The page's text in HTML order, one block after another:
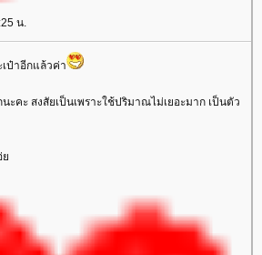
น.
ป๋าอีกแล้วค่า
ะคะ สงสัยเป็นเพราะใช้ปริมาณไม่เยอะมาก เป็นตัว